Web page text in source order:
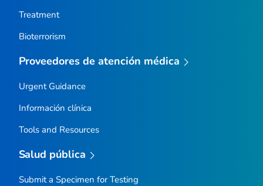
Treatment
Bioterrorism
Proveedores de atención médica
Urgent Guidance
Información clínica
Tools and Resources
Salud pública
Submit a Specimen for Testing